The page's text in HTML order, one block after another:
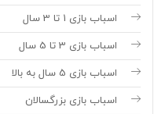
اسباب بازی 1 تا 3 سال
اسباب بازی 3 تا 5 سال
اسباب بازی 5 سال به بالا
اسباب بازی بزرگسالان